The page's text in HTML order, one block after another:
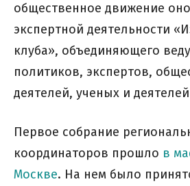
общественное движение
экспертной деятельности
клуба», объединяющего
политиков, экспертов,
деятелей, ученых и
Первое собрание
координаторов прошло в
Москве. На нем было